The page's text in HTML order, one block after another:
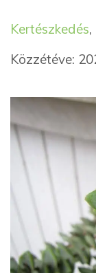
Kategória
Kertészkedés,
Közzétéve: